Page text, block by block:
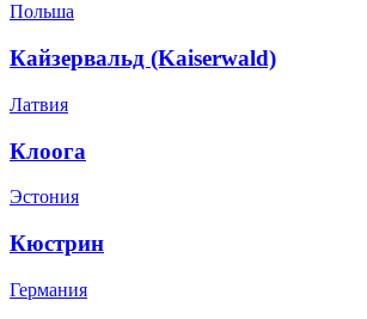
Польша
Кайзервальд (Kaiserwald)
Латвия
Клоога
Эстония
Кюстрин
Германия